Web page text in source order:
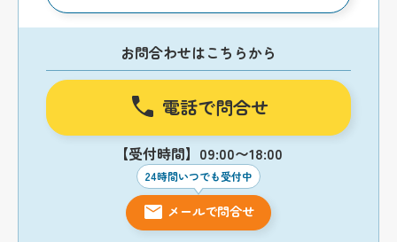
お問合わせはこちらから
電話で問合せ
【受付時間】09:00〜18:00
24時間いつでも受付中
メールで問合せ